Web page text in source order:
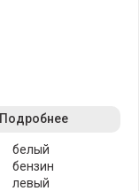
белый
бензин
левый
Подробнее